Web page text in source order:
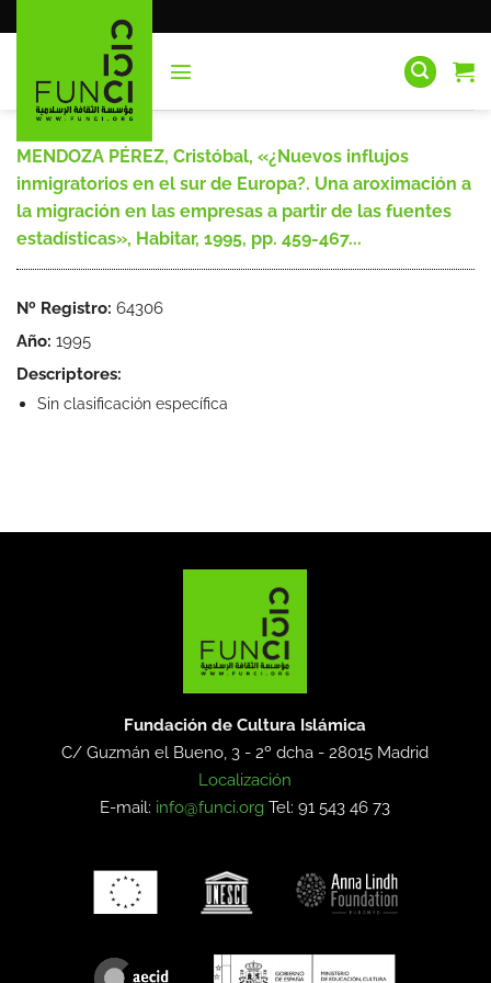
al
MENDOZA PÉREZ, Cristóbal, «¿Nuevos influjos
inmigratorios en el sur de Europa?. Una aroximación a
la migración en las empresas a partir de las fuentes
estadísticas», Habitar, 1995, pp. 459-467...
Nº Registro: 64306
Año: 1995
Descriptores:
Sin clasificación específica
Fundación de Cultura Islámica
C/ Guzmán el Bueno, 3 - 2º dcha -28015 Madrid
Localización
E-mail: info@funci.org Tel: 91 543 46 73